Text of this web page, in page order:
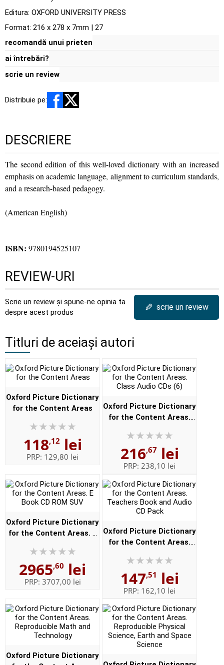
Editura: OXFORD UNIVERSITY PRESS
Format: 216 x 278 x 7mm | 27
recomandă unui prieten
ai întrebări?
scrie un review
Distribuie pe:
DESCRIERE
The second edition of this well-loved dictionary with an increased
emphasis on academic language, alignment to curriculum standards,
and a research-based pedagogy.
(American English)
ISBN: 9780194525107
REVIEW-URI
Scrie un review și spune-ne opinia ta
despre acest produs
✎ scrie un review
Titluri de aceiași autori
Oxford Picture Dictionary
for the Content Areas
118,12lei
PRP: 129,80 lei
Oxford Picture Dictionary
for the Content Areas.
216,67lei
PRP: 238,10 lei
Oxford Picture Dictionary
for the Content Areas. E
2965,60 lei
PRP: 3707,00 lei
Oxford Picture Dictionary
for the Content Areas.
CD Pack
147,51 lei
PRP: 162,10 lei
Oxford Picture Dictionary